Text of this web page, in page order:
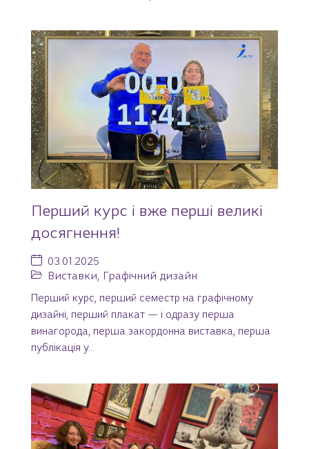
Перший курс і вже перші великі
досягнення!
03.01.2025
Виставки
Графічний дизайн
Перший курс, перший семестр на графічному
дизайні, перший плакат — і одразу перша
винагорода, перша закордонна виставка, перша
публікація у...